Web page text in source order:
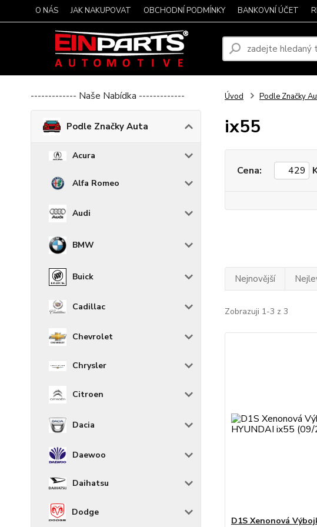
O NÁS JAK NAKUPOVAT OBCHODNÍ PODMÍNKY BANKOVNÍ ÚČET
------------- Naše Nabídka -------------
Podle Značky Auta
Acura
Alfa Romeo
Audi
BMW
Buick
Cadillac
Chevrolet
Chrysler
Citroen
Dacia
Daewoo
Daihatsu
Dodge
Úvod Podle Značky
ix55
Cena:
Nejnovější
Zobrazuji 1-3 z 3
D1S Xenonová